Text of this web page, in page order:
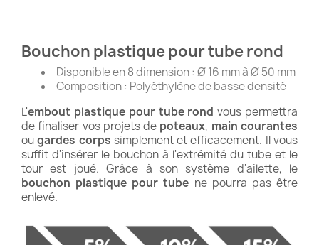
Bouchon plastique pour tube rond
Disponible en 8 dimension : Ø 16 mm à Ø 50 mm
Composition : Polyéthylène de basse densité
L'embout plastique pour tube rond vous permettra
de finaliser vos projets de poteaux, main courantes
ougardes corps simplement et efficacement. Il vous
suffit d'insérer le bouchon à l'extrémité du tube et le
tour est joué. Grâce à son système d'ailette, le
bouchon plastique pour tube ne pourra pas être
enlevé.